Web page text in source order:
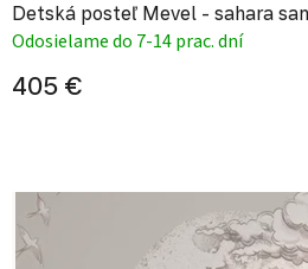
Detská posteľ Mevel - sahara
Odosielame do 7-14 prac. dní
405 €